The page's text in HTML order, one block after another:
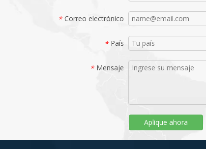
* Correo electrónico
* País
* Mensaje
Aplique ahora